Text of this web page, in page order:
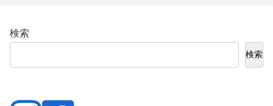
検索
検索